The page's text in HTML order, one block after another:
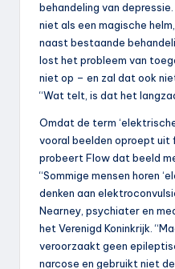
behandeling van
niet als een magische
naast bestaande
lost het probleem van
niet op – en zal dat ook
“Wat telt, is dat het
Omdat de term
vooral beelden oproept uit
probeert Flow dat beeld
“Sommige mensen horen
denken aan
Nearney, psychiater en
het Verenigd Koninkrijk.
veroorzaakt geen
narcose en gebruikt niet